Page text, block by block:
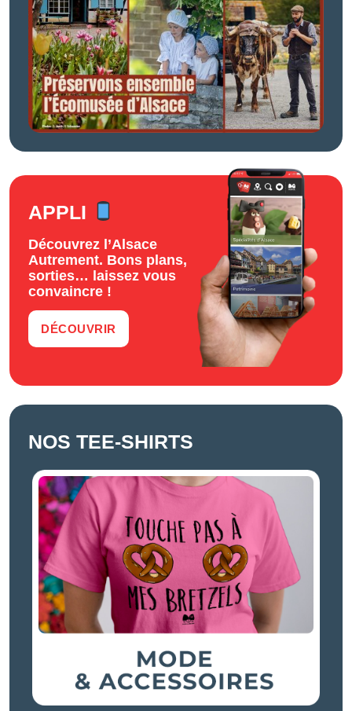
APPLI
Découvrez l’Alsace
Autrement. Bons plans,
sorties… laissez vous
convaincre !
DÉCOUVRIR
NOS TEE-SHIRTS